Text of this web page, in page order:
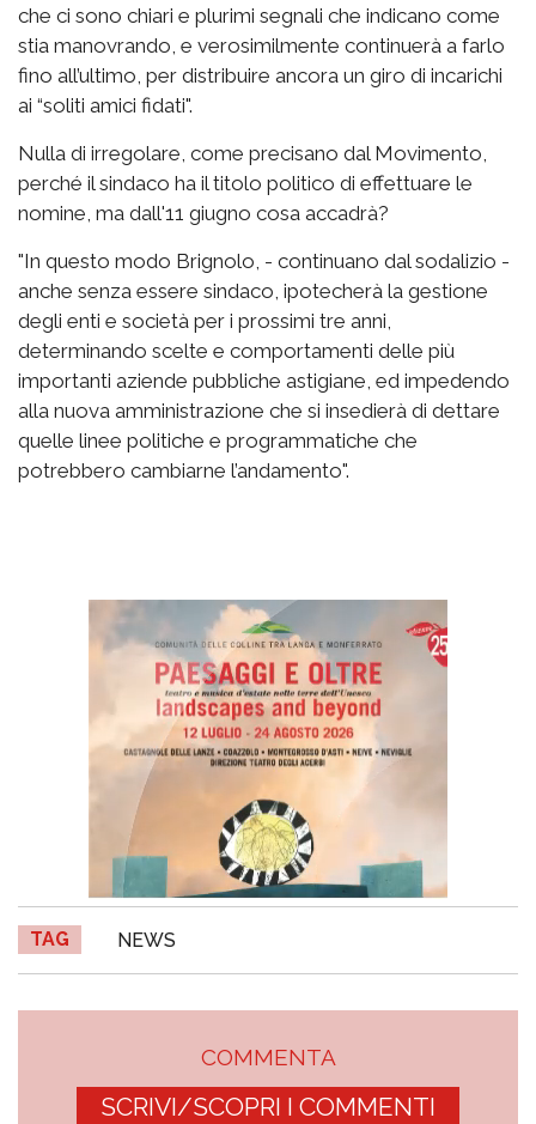
che ci sono chiari e plurimi segnali che indicano come
stia manovrando, e verosimilmente continuerà a farlo
fino all’ultimo, per distribuire ancora un giro di incarichi
ai “soliti amici fidati".
Nulla di irregolare, come precisano dal Movimento,
perché il sindaco ha il titolo politico di effettuare le
nomine, ma dall'11 giugno cosa accadrà?
"In questo modo Brignolo, - continuano dal sodalizio -
anche senza essere sindaco, ipotecherà la gestione
degli enti e società per i prossimi tre anni,
determinando scelte e comportamenti delle più
importanti aziende pubbliche astigiane, ed impedendo
alla nuova amministrazione che si insedierà di dettare
quelle linee politiche e programmatiche che
potrebbero cambiarne l’andamento".
TAG NEWS
COMMENTA
SCRIVI/SCOPRI I COMMENTI